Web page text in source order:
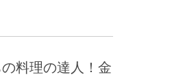
料理の達人！金